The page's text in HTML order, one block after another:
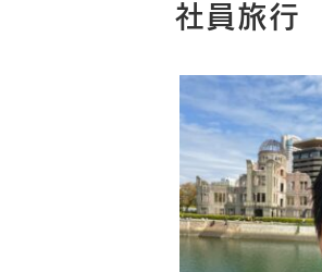
社員旅行